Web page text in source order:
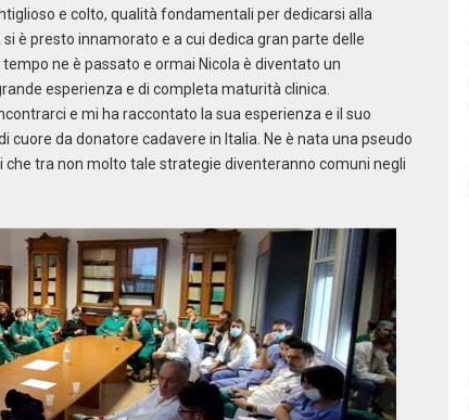
e colto, qualità fondamentali per dedicarsi alla
è presto innamorato e a cui dedica gran parte delle
ne è passato e ormai Nicola è diventato un
esperienza e di completa maturità clinica.
e mi ha raccontato la sua esperienza e il suo
da donatore cadavere in Italia. Ne è nata una pseudo
tra non molto tale strategie diventeranno comuni negli